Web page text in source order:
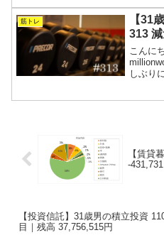
てきた
たいと
筋トレ
【31
313
こんに
しぶり
【賃貸
-
【投資信託】31歳男の積立投資
目｜残高 37,756,515円